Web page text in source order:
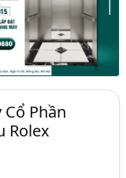
Cổ Phần
Rolex